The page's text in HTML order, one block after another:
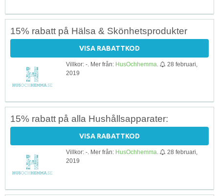
15% rabatt på Hälsa & Skönhetsprodukter
VISA RABATTKOD
Villkor: -. Mer från: HusOchhemma
28 februari,
2019
15% rabatt på alla Hushållsapparater:
VISA RABATTKOD
Villkor: -. Mer från: HusOchhemma
28 februari,
2019